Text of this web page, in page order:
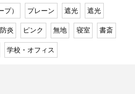
）
プレーン 遮光 遮光
防炎 ピンク 無地 寝室 書斎
学校・オフィス